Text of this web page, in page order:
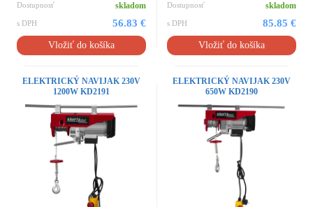
Dostupnosť skladom
s DPH 56.83 €
Vložiť do košíka
Dostupnosť skladom
s DPH 85.85 €
Vložiť do košíka
ELEKTRICKÝ NAVIJAK 230V
1200W KD2191
ELEKTRICKÝ NAVIJAK 230V
650W KD2190